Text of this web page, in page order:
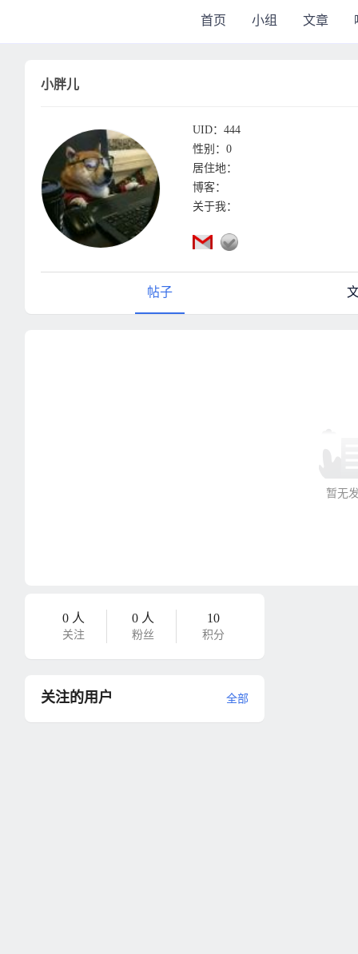
首页 小组 文章
小胖儿
UID：444
性别：0
居住地：
博客：
关于我：
帖子
暂无
0 人
关注
0 人
粉丝
10
积分
关注的用户 全部